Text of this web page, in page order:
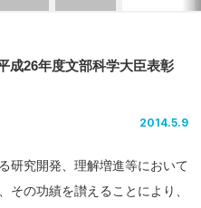
成26年度文部科学大臣表彰
2014.5.9
研究開発、理解増進等において
その功績を讃えることにより、